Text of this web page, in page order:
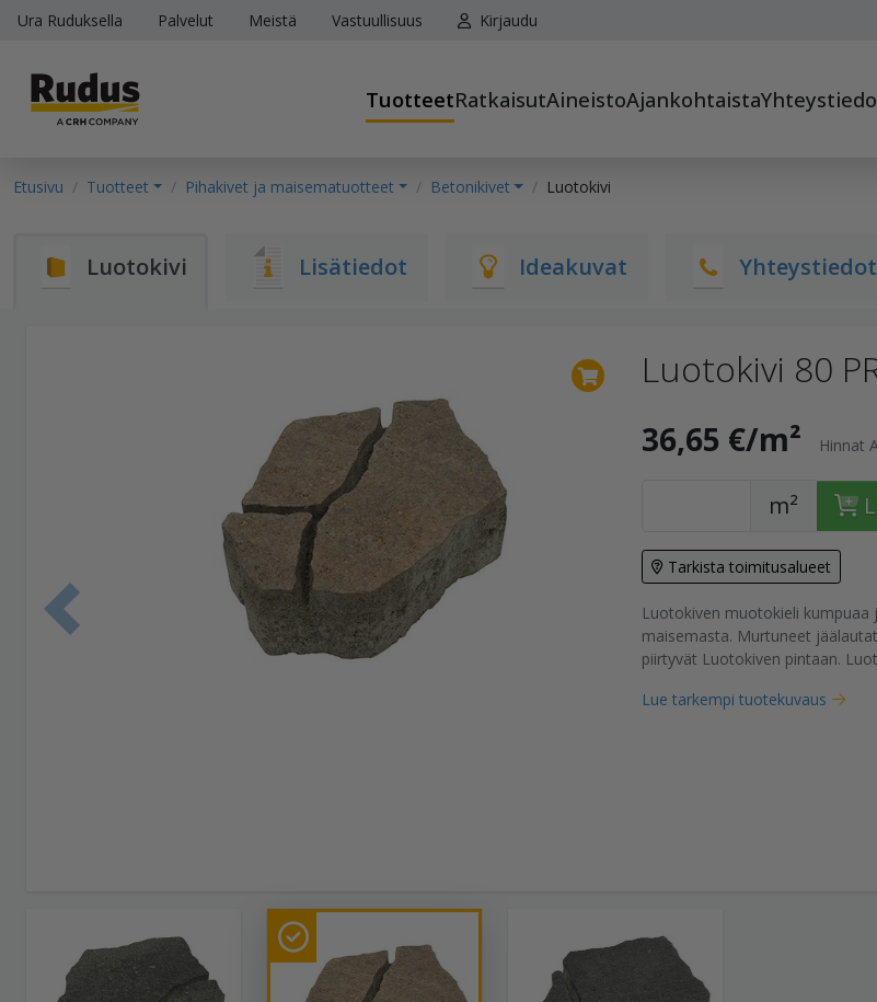
Ura Ruduksella Palvelut Meistä Vastuullisuus Kirjaudu
TuotteetRatkaisutAineistoAjankohtaista
Etusivu Tuotteet Pihakivet ja maisematuotteet Betonikivet Luotokivi
Luotokivi Lisätiedot Ideakuvat Yhteystiedot
Edellinen tuote
Luotokivi 80
36,65 €/m² Hinnat
m²
Tarkista toimitusalueet
Luotokiven muotokieli kumpuaa
maisemasta. Murtuneet
piirtyvät Luotokiven pintaan.
Lue tarkempi tuotekuvaus